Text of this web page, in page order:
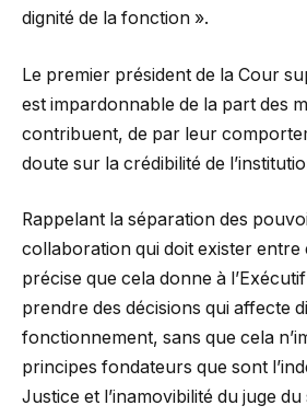
dignité de la fonction ».
Le premier président de la Cour
est impardonnable de la part des
contribuent, de par leur
doute sur la crédibilité de
Rappelant la séparation des
collaboration qui doit exister entre
précise que cela donne à
prendre des décisions qui affecte
fonctionnement, sans que cela
principes fondateurs que sont
Justice et l’inamovibilité du juge du